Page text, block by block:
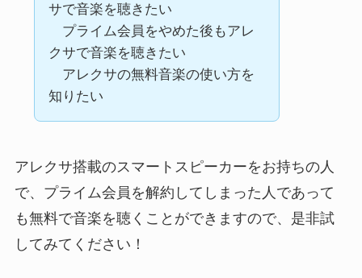
サで音楽を聴きたい
プライム会員をやめた後もアレ
クサで音楽を聴きたい
アレクサの無料音楽の使い方を
知りたい
アレクサ搭載のスマートスピーカーをお持ちの人
で、プライム会員を解約してしまった人であって
も無料で音楽を聴くことができますので、是非試
してみてください！